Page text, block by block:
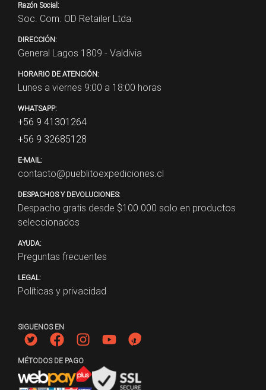
Razón Social:
Soc. Com. OD Retailer Ltda.
DIRECCIÓN:
General Lagos 1809 - Valdivia
HORARIO DE ATENCIÓN:
Lunes a viernes 9:00 a 18:00 horas
WHATSAPP:
+56 9 41301264
+56 9 32685128
E-MAIL:
contacto@pueblitoexpediciones.cl
DESPACHOS Y DEVOLUCIONES:
Despacho gratis desde $100.000 solo en productos
seleccionados
AYUDA:
Preguntas frecuentes
LEGAL:
Políticas y privacidad
SIGUENOS EN
MÉTODOS DE PAGO